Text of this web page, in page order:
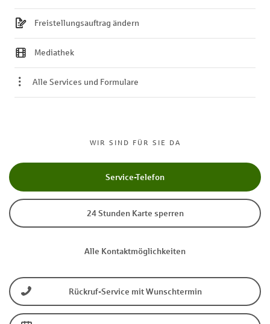
WIR SIND FÜR SIE DA
Service-Telefon
24 Stunden Karte sperren
Alle Kontaktmöglichkeiten
Rückruf-Service mit Wunschtermin
Freistellungsauftrag ändern
Mediathek
Alle Services und Formulare